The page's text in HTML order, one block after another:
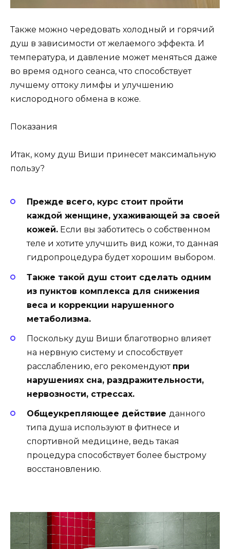
Также можно чередовать холодный и горячий
душ в зависимости от желаемого эффекта. И
температура, и давление может меняться даже
во время одного сеанса, что способствует
лучшему оттоку лимфы и улучшению
кислородного обмена в коже.
Показания
Итак, кому душ Виши принесет максимальную
пользу?
Прежде всего, курс стоит пройти
каждой женщине, ухаживающей за своей
кожей. Если вы заботитесь о собственном
теле и хотите улучшить вид кожи, то данная
гидропроцедура будет хорошим выбором.
Также такой душ стоит сделать одним
из пунктов комплекса для снижения
веса и коррекции нарушенного
метаболизма.
Поскольку душ Виши благотворно влияет
на нервную систему и способствует
расслаблению, его рекомендуют при
нарушениях сна, раздражительности,
нервозности, стрессах.
Общеукрепляющее действие данного
типа душа используют в фитнесе и
спортивной медицине, ведь такая
процедура способствует более быстрому
восстановлению.